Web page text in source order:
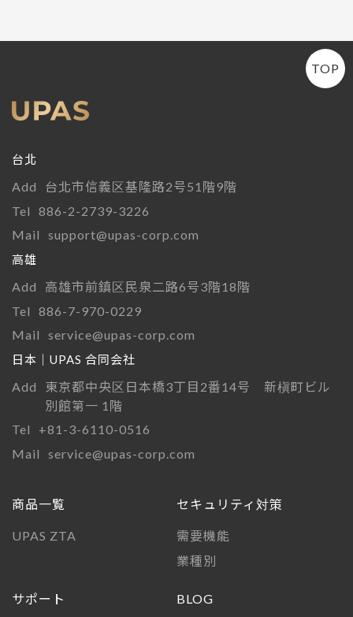
TOP
台北
Add
台北市信義区基隆路2号51階9階
Tel
886-2-2739-3226
Mail
support@upas-corp.com
高雄
Add
高雄市前鎮区民泉二路6号3階18階
Tel
886-7-970-0229
Mail
service@upas-corp.com
日本｜UPAS 合同会社
Add
東京都中央区日本橋3丁目2番14号 新槇町ビル
別館第一 1階
Tel
+81-3-6110-0516
Mail
service@upas-corp.com
商品一覧
UPAS ZTA
セキュリティ対策
需要機能
業種別
サポート BLOG